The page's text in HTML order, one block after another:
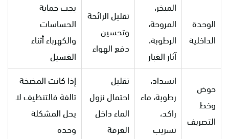
الوحدة
الداخلية
المبخر،
المروحة،
الرطوبة،
آثار الغبار
تقليل الرائحة
وتحسين
دفع الهواء
يجب حماية
الحساسات
والكهرباء أثناء
الغسيل
حوض
وخط
التصريف
انسداد،
رطوبة، ماء
راكد،
تسريب
تقليل
احتمال نزول
الماء داخل
الغرفة
إذا كانت المضخة
تالفة فالتنظيف لا
يحل المشكلة
وحده